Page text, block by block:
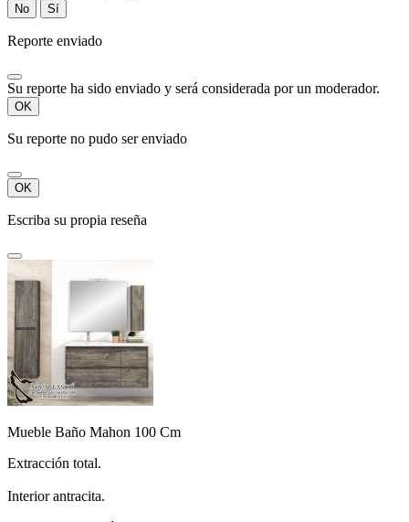
No Sí
Reporte enviado
Su reporte ha sido enviado y será considerada por un moderador.
OK
Su reporte no pudo ser enviado
OK
Escriba su propia reseña
Mueble Baño Mahon 100 Cm
Extracción total.
Interior antracita.